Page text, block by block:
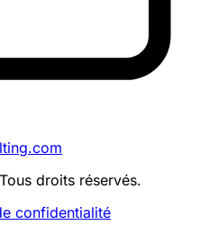
droits réservés.
confidentialité